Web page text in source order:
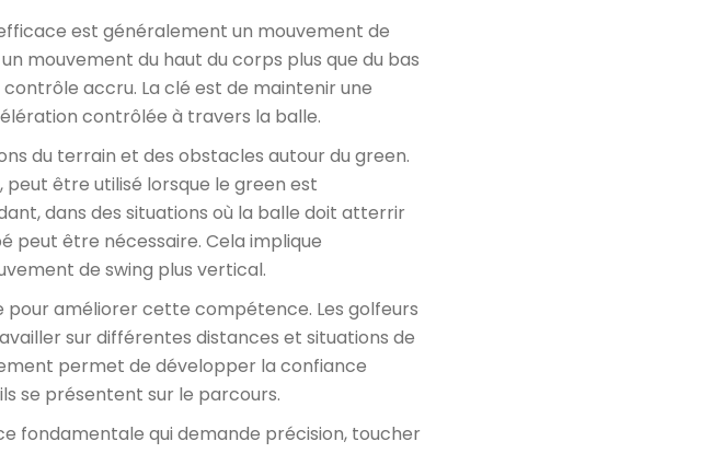
est généralement un mouvement de
mouvement du haut du corps plus que du bas
accru. La clé est de maintenir une
contrôlée à travers la balle.
du terrain et des obstacles autour du green.
être utilisé lorsque le green est
dans des situations où la balle doit atterrir
peut être nécessaire. Cela implique
de swing plus vertical.
pour améliorer cette compétence. Les golfeurs
sur différentes distances et situations de
permet de développer la confiance
se présentent sur le parcours.
fondamentale qui demande précision, toucher